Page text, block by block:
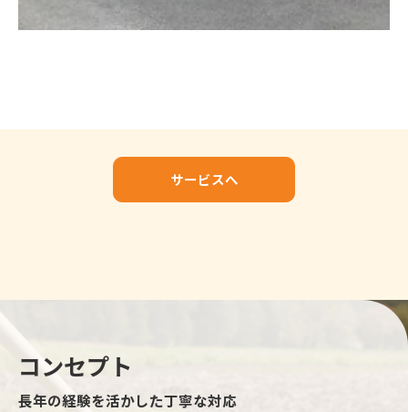
サービスへ
コンセプト
長年の経験を活かした丁寧な対応